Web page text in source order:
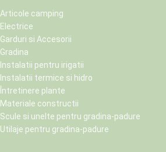
Articole camping
Electrice
Garduri si Accesorii
Gradina
Instalatii pentru irigatii
Instalatii termice si hidro
Întretinere plante
Materiale constructii
Scule si unelte pentru gradina-padure
Utilaje pentru gradina-padure